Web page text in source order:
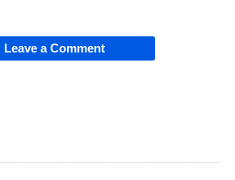
Leave a Comment